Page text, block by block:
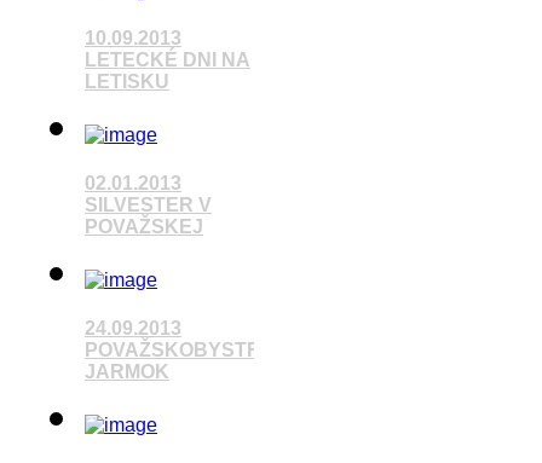
Pozrieť video
10.09.2013
LETECKÉ DNI NA
LETISKU
Pozrieť video
02.01.2013
SILVESTER V
POVAŽSKEJ
Pozrieť video
24.09.2013
POVAŽSKOBYSTRICKÝ
JARMOK
Pozrieť video